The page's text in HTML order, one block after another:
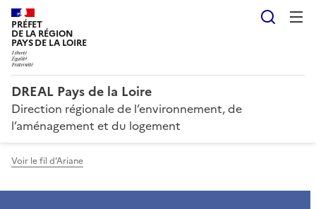
PRÉFET
DE LA RÉGION
PAYS DE LA LOIRE
DREAL Pays de la Loire
Direction régionale de l’environnement, de
l’aménagement et du logement
Voir le fil d'Ariane